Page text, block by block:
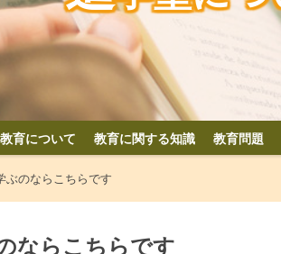
教育について 教育に関する知識 教育問題
ぶのならこちらです
ならこちらです